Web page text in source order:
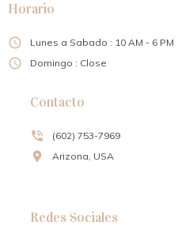
Horario
Lunes a Sabado : 10 AM - 6 PM
Domingo : Close
Contacto
(602) 753-7969
Arizona, USA
Redes Sociales